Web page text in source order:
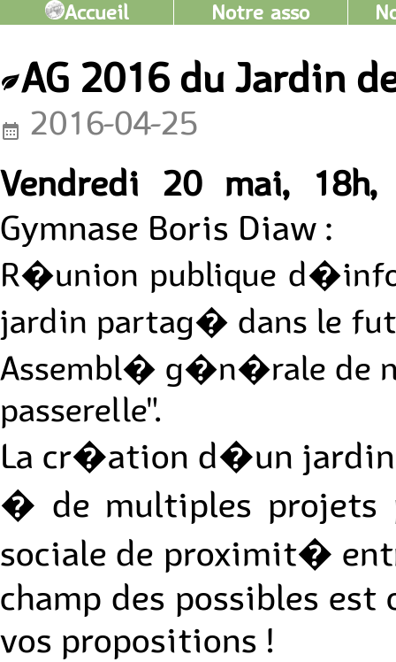
Accueil Notre asso
AG 2016 du Jardin
2016-04-25
Vendredi 20 mai, 18h,
Gymnase Boris Diaw :
R�union publique
jardin partag� dans le
Assembl� g�n�rale de
passerelle".
La cr�ation d�un
� de multiples projets
sociale de proximit�
champ des possibles
vos propositions !